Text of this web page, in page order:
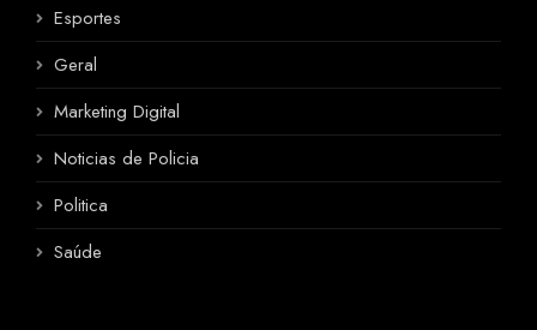
Esportes
Geral
Marketing Digital
Noticias de Policia
Politica
Saúde